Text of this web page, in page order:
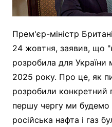
Прем'єр-міністр
24 жовтня, заявив, що
розробила для України
2025 року. Про це, як
розробили конкретний
першу чергу ми
російська нафта і газ